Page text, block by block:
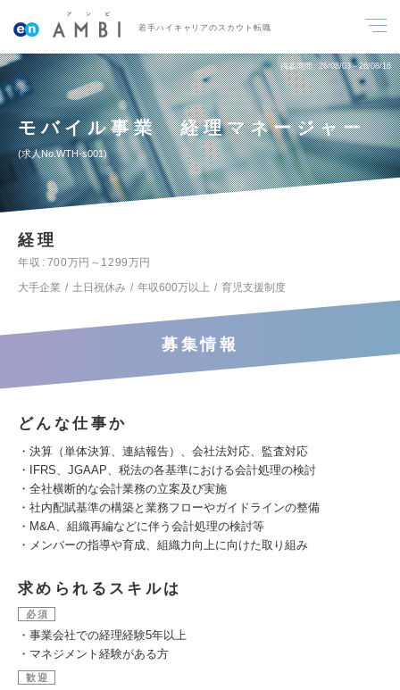
若手ハイキャリアのスカウト転職
掲載期間 26/08/03～26/08/16
モバイル事業 経理マネージャー
求人No.WTH-s001
経理
年収
700万円～1299万円
大手企業
土日祝休み 年収600万以上 育児支援制度
募集情報
どんな仕事か
・決算（単体決算、連結報告）、会社法対応、監査対応
・IFRS、JGAAP、税法の各基準における会計処理の検討
・全社横断的な会計業務の立案及び実施
・社内配賦基準の構築と業務フローやガイドラインの整備
・M&A、組織再編などに伴う会計処理の検討等
・メンバーの指導や育成、組織力向上に向けた取り組み
求められるスキルは
必須
・事業会社での経理経験5年以上
・マネジメント経験がある方
歓迎